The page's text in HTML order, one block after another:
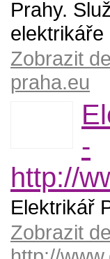
Prahy.
elektrikáře
Zobrazit
praha.eu
-
http://
Elektrikář
Zobrazit